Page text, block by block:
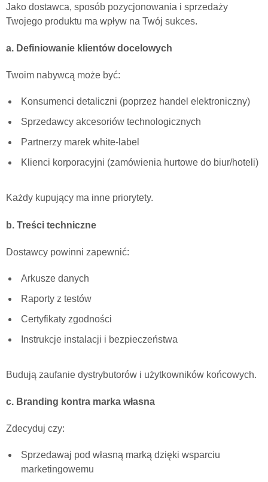
Jako dostawca, sposób pozycjonowania i sprzedaży
Twojego produktu ma wpływ na Twój sukces.
a. Definiowanie klientów docelowych
Twoim nabywcą może być:
Konsumenci detaliczni (poprzez handel elektroniczny)
Sprzedawcy akcesoriów technologicznych
Partnerzy marek white-label
Klienci korporacyjni (zamówienia hurtowe do biur/hoteli)
Każdy kupujący ma inne priorytety.
b. Treści techniczne
Dostawcy powinni zapewnić:
Arkusze danych
Raporty z testów
Certyfikaty zgodności
Instrukcje instalacji i bezpieczeństwa
Budują zaufanie dystrybutorów i użytkowników końcowych.
c. Branding kontra marka własna
Zdecyduj czy:
Sprzedawaj pod własną marką dzięki wsparciu
marketingowemu